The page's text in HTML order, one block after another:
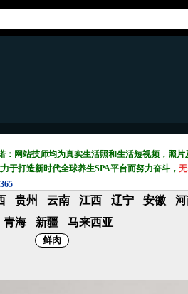
网站技师均为真实生活照和生活短视频，照
于打造新时代全球养生SPA平台而努力奋斗，
贵州 云南 江西 辽宁 安徽
青海 新疆 马来西亚